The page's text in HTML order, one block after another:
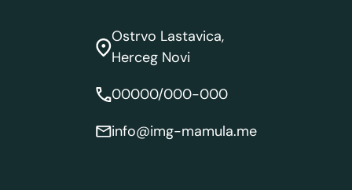
Ostrvo Lastavica,
Herceg Novi
00000/000-000
info@img-mamula.me